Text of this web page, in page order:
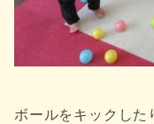
ボールをキックし